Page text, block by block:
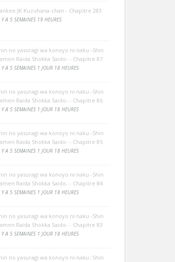
JK Kuzuhana-chan - Chapitre 283
A 5 SEMAINES 19 HEURES
no yasuragi wa konoyo ni naku -Shin
Raida Shokka Saido- - Chapitre 87
Y A 5 SEMAINES 1 JOUR 18 HEURES
no yasuragi wa konoyo ni naku -Shin
Raida Shokka Saido- - Chapitre 86
Y A 5 SEMAINES 1 JOUR 18 HEURES
no yasuragi wa konoyo ni naku -Shin
Raida Shokka Saido- - Chapitre 85
Y A 5 SEMAINES 1 JOUR 18 HEURES
no yasuragi wa konoyo ni naku -Shin
Raida Shokka Saido- - Chapitre 84
Y A 5 SEMAINES 1 JOUR 18 HEURES
no yasuragi wa konoyo ni naku -Shin
Raida Shokka Saido- - Chapitre 83
Y A 5 SEMAINES 1 JOUR 18 HEURES
no yasuragi wa konoyo ni naku -Shin